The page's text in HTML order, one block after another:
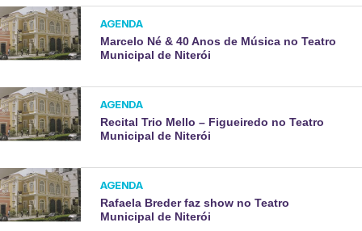
AGENDA
Marcelo Né & 40 Anos de Música no Teatro
Municipal de Niterói
AGENDA
Recital Trio Mello – Figueiredo no Teatro
Municipal de Niterói
AGENDA
Rafaela Breder faz show no Teatro
Municipal de Niterói